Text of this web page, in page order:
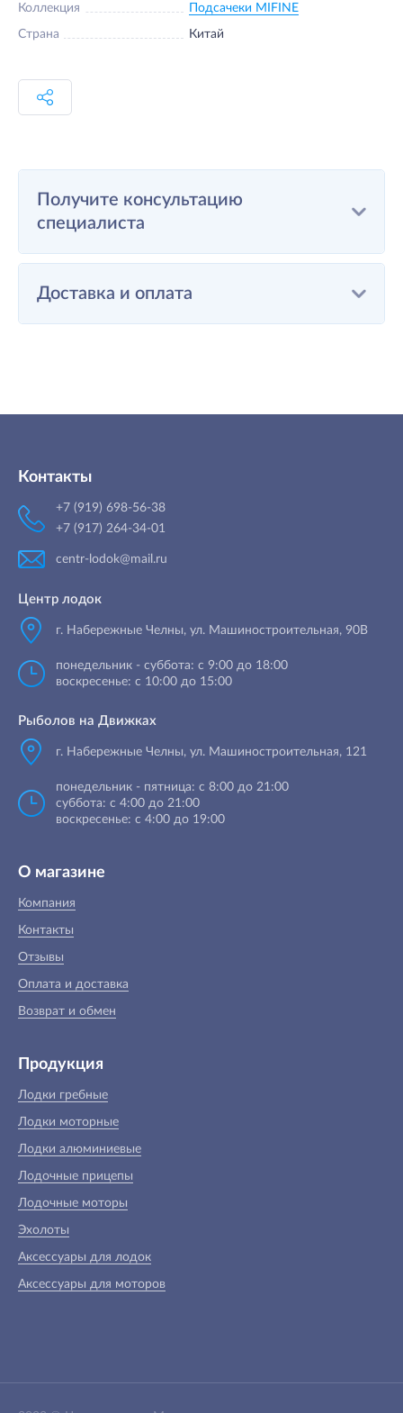
Коллекция Подсачеки MIFINE
Страна Китай
Получите консультацию
специалиста
Доставка и оплата
Контакты
+7 (919) 698-56-38
+7 (917) 264-34-01
centr-lodok@mail.ru
Центр лодок
г. Набережные Челны, ул. Машиностроительная, 90B
понедельник - суббота: с 9:00 до 18:00
воскресенье: с 10:00 до 15:00
Рыболов на Движках
г. Набережные Челны, ул. Машиностроительная, 121
понедельник - пятница: с 8:00 до 21:00
суббота: с 4:00 до 21:00
воскресенье: с 4:00 до 19:00
О магазине
Компания
Контакты
Отзывы
Оплата и доставка
Возврат и обмен
Продукция
Лодки гребные
Лодки моторные
Лодки алюминиевые
Лодочные прицепы
Лодочные моторы
Эхолоты
Аксессуары для лодок
Аксессуары для моторов